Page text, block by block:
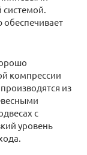
компрессии
из
с
уровень